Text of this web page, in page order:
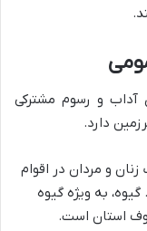
آداب و رسوم مشترکی
دارد.
و مردان در اقوام
به ویژه گیوه
استان است.